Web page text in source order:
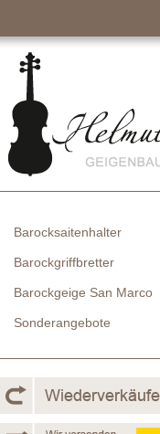
Barocksaitenhalter
Barockgriffbretter
Barockgeige San Marco
Sonderangebote